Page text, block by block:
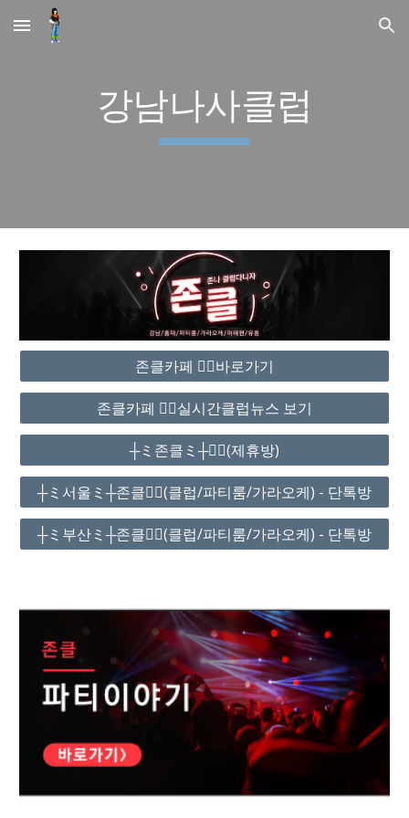
Skip to main content Skip to navigation
강남나사클럽
존클카페 ❤️‍🔥바로가기
존클카페 ❤️‍🔥실시간클럽뉴스 보기
┼ミ존클ミ┼❤️‍🔥(제휴방)
┼ミ서울ミ┼존클❤️‍🔥(클럽/파티룸/가라오케) - 단톡방
┼ミ부산ミ┼존클❤️‍🔥(클럽/파티룸/가라오케) - 단톡방